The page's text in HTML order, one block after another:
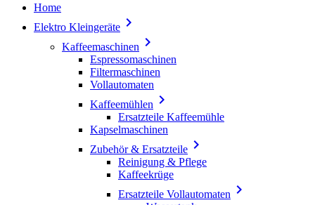
Home
Elektro Kleingeräte 
Kaffeemaschinen 
Espressomaschinen
Filtermaschinen
Vollautomaten
Kaffeemühlen 
Ersatzteile Kaffeemühle
Kapselmaschinen
Zubehör & Ersatzteile 
Reinigung & Pflege
Kaffeekrüge
Ersatzteile Vollautomaten 